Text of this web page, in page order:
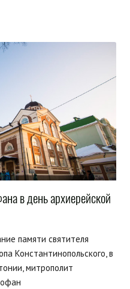
в день архиерейской
памяти святителя
Константинопольского, в
митрополит